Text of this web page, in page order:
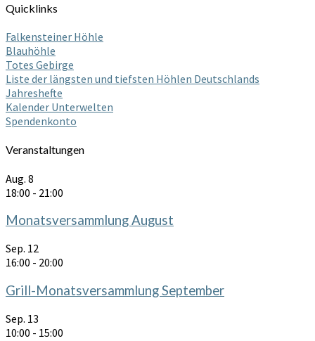
Quicklinks
Falkensteiner Höhle
Blauhöhle
Totes Gebirge
Liste der längsten und tiefsten Höhlen Deutschlands
Jahreshefte
Kalender Unterwelten
Spendenkonto
Veranstaltungen
Aug. 8
18:00 - 21:00
Monatsversammlung August
Sep. 12
16:00 - 20:00
Grill-Monatsversammlung September
Sep. 13
10:00 - 15:00